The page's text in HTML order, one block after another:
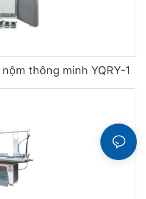
thông minh YQRY-1